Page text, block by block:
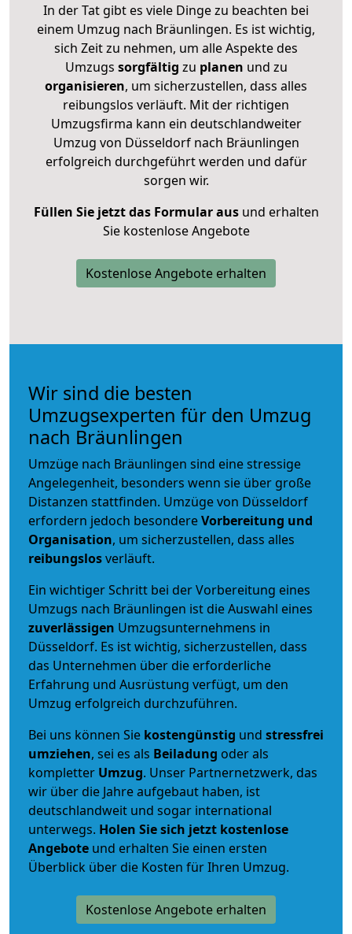
In der Tat gibt es viele Dinge zu beachten bei
einem Umzug nach Bräunlingen. Es ist wichtig,
sich Zeit zu nehmen, um alle Aspekte des
Umzugs sorgfältig zu planen und zu
organisieren, um sicherzustellen, dass alles
reibungslos verläuft. Mit der richtigen
Umzugsfirma kann ein deutschlandweiter
Umzug von Düsseldorf nach Bräunlingen
erfolgreich durchgeführt werden und dafür
sorgen wir.
Füllen Sie jetzt das Formular ausund erhalten
Sie kostenlose Angebote
Kostenlose Angebote erhalten
Wir sind die besten
Umzugsexperten für den Umzug
nach Bräunlingen
Umzüge nach Bräunlingen sind eine stressige
Angelegenheit, besonders wenn sie über große
Distanzen stattfinden. Umzüge von Düsseldorf
erfordern jedoch besondereVorbereitung und
Organisation, um sicherzustellen, dass alles
reibungslosverläuft.
Ein wichtiger Schritt bei der Vorbereitung eines
Umzugs nach Bräunlingen ist die Auswahl eines
zuverlässigen Umzugsunternehmens in
Düsseldorf. Es ist wichtig, sicherzustellen, dass
das Unternehmen über die erforderliche
Erfahrung und Ausrüstung verfügt, um den
Umzug erfolgreich durchzuführen.
Bei uns können Sie kostengünstig und stressfrei
umziehen, sei es als Beiladung oder als
kompletter Umzug. Unser Partnernetzwerk, das
wir über die Jahre aufgebaut haben, ist
deutschlandweit und sogar international
unterwegs. Holen Sie sich jetzt kostenlose
Angebote und erhalten Sie einen ersten
Überblick über die Kosten für Ihren Umzug.
Kostenlose Angebote erhalten